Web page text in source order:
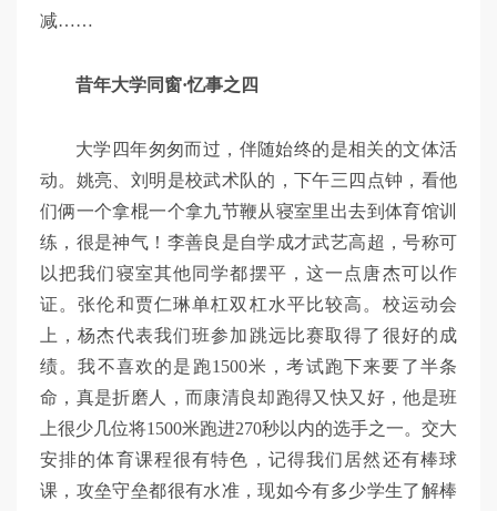
减……
昔年大学同窗·忆事之四
大学四年匆匆而过，伴随始终的是相关的文体活
动。姚亮、刘明是校武术队的，下午三四点钟，看他
们俩一个拿棍一个拿九节鞭从寝室里出去到体育馆训
练，很是神气！李善良是自学成才武艺高超，号称可
以把我们寝室其他同学都摆平，这一点唐杰可以作
证。张伦和贾仁琳单杠双杠水平比较高。校运动会
上，杨杰代表我们班参加跳远比赛取得了很好的成
绩。我不喜欢的是跑1500米，考试跑下来要了半条
命，真是折磨人，而康清良却跑得又快又好，他是班
上很少几位将1500米跑进270秒以内的选手之一。交大
安排的体育课程很有特色，记得我们居然还有棒球
课，攻垒守垒都很有水准，现如今有多少学生了解棒